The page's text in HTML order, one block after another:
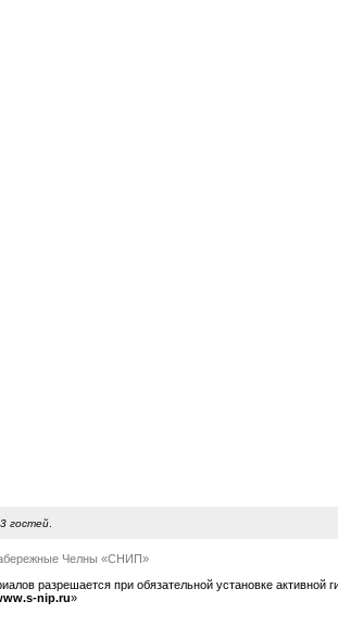
гостей.
Челны «СНИП»
разрешается при обязательной установке активной
nip.ru»